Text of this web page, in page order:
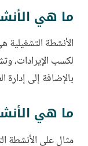
ما هي
الأنشطة التشغيلية
لكسب الإيرادات،
بالإضافة إلى إدارة
ما هي
مثال على الأنشطة